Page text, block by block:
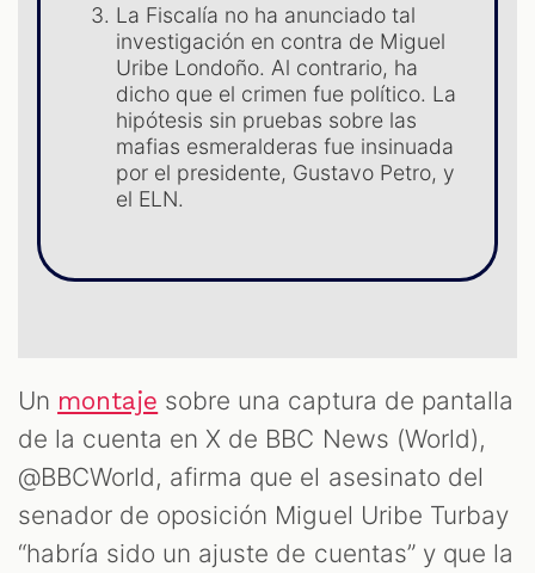
La Fiscalía no ha anunciado tal
investigación en contra de Miguel
Uribe Londoño. Al contrario, ha
dicho que el crimen fue político. La
hipótesis sin pruebas sobre las
mafias esmeralderas fue insinuada
por el presidente, Gustavo Petro, y
el ELN.
Un montaje sobre una captura de pantalla
de la cuenta en X de BBC News (World),
@BBCWorld, afirma que el asesinato del
senador de oposición Miguel Uribe Turbay
“habría sido un ajuste de cuentas” y que la